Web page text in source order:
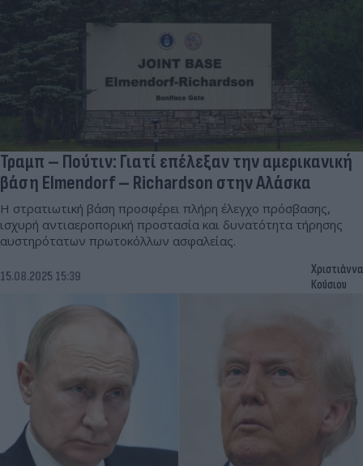
Τραμπ – Πούτιν: Γιατί επέλεξαν την αμερικανική
βάση Elmendorf – Richardson στην Αλάσκα
Η στρατιωτική βάση προσφέρει πλήρη έλεγχο πρόσβασης,
ισχυρή αντιαεροπορική προστασία και δυνατότητα τήρησης
αυστηρότατων πρωτοκόλλων ασφαλείας.
15.08.2025 15:39
Χριστιάννα
Κούσιου